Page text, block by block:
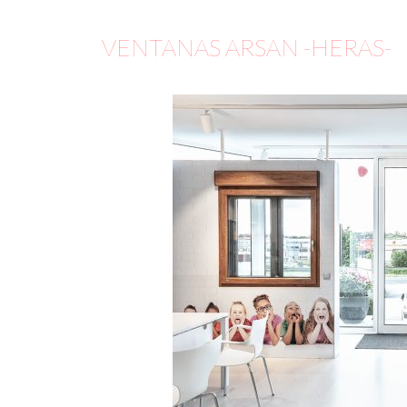
VENTANAS ARSAN -HERAS-